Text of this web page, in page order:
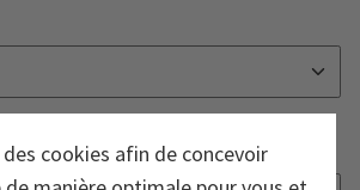
cookies afin de concevoir